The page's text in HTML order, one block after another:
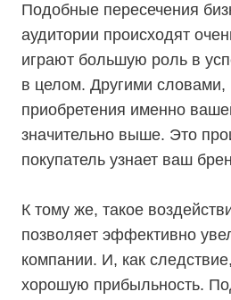
Подобные пересечения
аудитории происходят
играют большую роль в
в целом. Другими словами,
приобретения именно
значительно выше. Это
покупатель узнает ваш
К тому же, такое
позволяет эффективно
компании. И, как
хорошую прибыльность.